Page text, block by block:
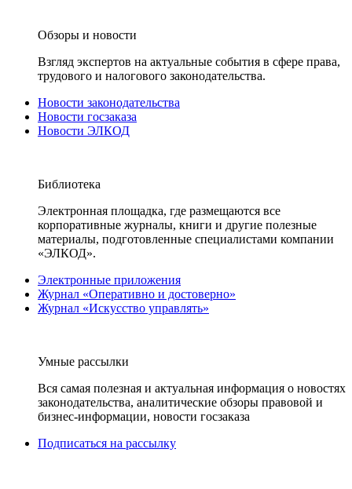
Обзоры и новости
Взгляд экспертов на актуальные события в сфере права,
трудового и налогового законодательства.
Новости законодательства
Новости госзаказа
Новости ЭЛКОД
Библиотека
Электронная площадка, где размещаются все
корпоративные журналы, книги и другие полезные
материалы, подготовленные специалистами компании
«ЭЛКОД».
Электронные приложения
Журнал «Оперативно и достоверно»
Журнал «Искусство управлять»
Умные рассылки
Вся самая полезная и актуальная информация о новостях
законодательства, аналитические обзоры правовой и
бизнес-информации, новости госзаказа
Подписаться на рассылку